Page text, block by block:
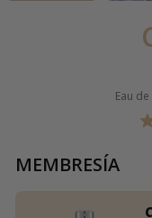
Eau
MEMBRESÍA